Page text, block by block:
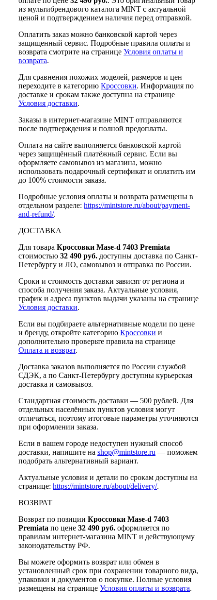
из мультибрендового каталога MINT с актуальной
ценой и подтверждением наличия перед отправкой.
Оплатить заказ можно банковской картой через
защищенный сервис. Подробные правила оплаты и
возврата смотрите на странице Условия оплаты и
возврата.
Для сравнения похожих моделей, размеров и цен
переходите в категорию Кроссовки. Информация по
доставке и срокам также доступна на странице
Условия доставки.
Заказы в интернет-магазине MINT отправляются
после подтверждения и полной предоплаты.
Оплата на сайте выполняется банковской картой
через защищённый платёжный сервис. Если вы
оформляете самовывоз из магазина, можно
использовать подарочный сертификат и оплатить им
до 100% стоимости заказа.
Подробные условия оплаты и возврата размещены в
отдельном разделе: https://mintstore.ru/about/payment-
and-refund/.
ДОСТАВКА
Для товара Кроссовки Mase-d 7403 Premiata
стоимостью 32 490 руб. доступны доставка по Санкт-
Петербургу и ЛО, самовывоз и отправка по России.
Сроки и стоимость доставки зависят от региона и
способа получения заказа. Актуальные условия,
график и адреса пунктов выдачи указаны на странице
Условия доставки.
Если вы подбираете альтернативные модели по цене
и бренду, откройте категорию Кроссовки и
дополнительно проверьте правила на странице
Оплата и возврат.
Доставка заказов выполняется по России службой
СДЭК, а по Санкт-Петербургу доступны курьерская
доставка и самовывоз.
Стандартная стоимость доставки — 500 рублей. Для
отдельных населённых пунктов условия могут
отличаться, поэтому итоговые параметры уточняются
при оформлении заказа.
Если в вашем городе недоступен нужный способ
доставки, напишите на shop@mintstore.ru — поможем
подобрать альтернативный вариант.
Актуальные условия и детали по срокам доступны на
странице: https://mintstore.ru/about/delivery/.
ВОЗВРАТ
Возврат по позиции Кроссовки Mase-d 7403
Premiata по цене 32 490 руб. оформляется по
правилам интернет-магазина MINT и действующему
законодательству РФ.
Вы можете оформить возврат или обмен в
установленный срок при сохранении товарного вида,
упаковки и документов о покупке. Полные условия
размещены на странице Условия оплаты и возврата.